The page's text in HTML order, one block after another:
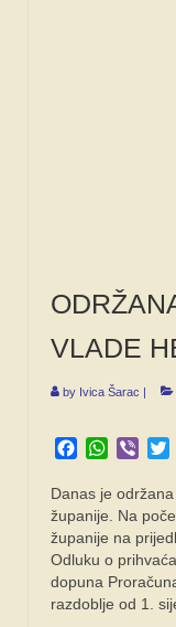
VLADE
by Ivica Šarac
FacebookViber
Danas je
županije. Na
županije na
Odluku o
dopuna
razdoblje od 1.